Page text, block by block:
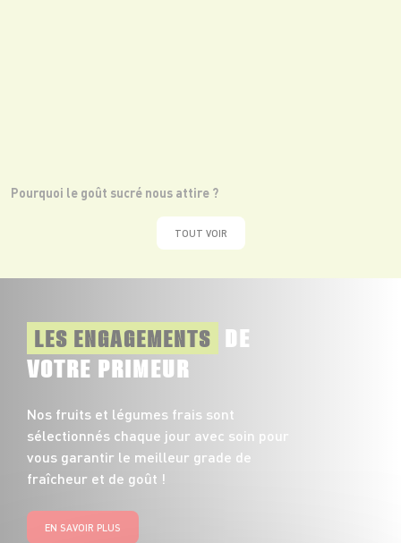
Pourquoi le goût sucré nous attire ?
TOUT VOIR
LES ENGAGEMENTS DE
VOTRE PRIMEUR
Nos fruits et légumes frais sont
sélectionnés chaque jour avec soin pour
vous garantir le meilleur grade de
fraîcheur et de goût !
EN SAVOIR PLUS